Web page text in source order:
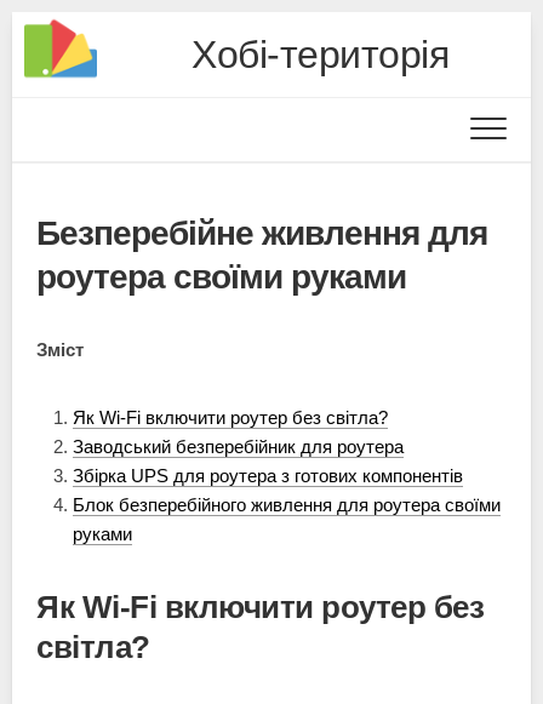
Хобі-територія
Безперебійне живлення для
роутера своїми руками
Зміст
Як Wi-Fi включити роутер без світла?
Заводський безперебійник для роутера
Збірка UPS для роутера з готових компонентів
Блок безперебійного живлення для роутера своїми
руками
Як Wi-Fi включити роутер без
світла?